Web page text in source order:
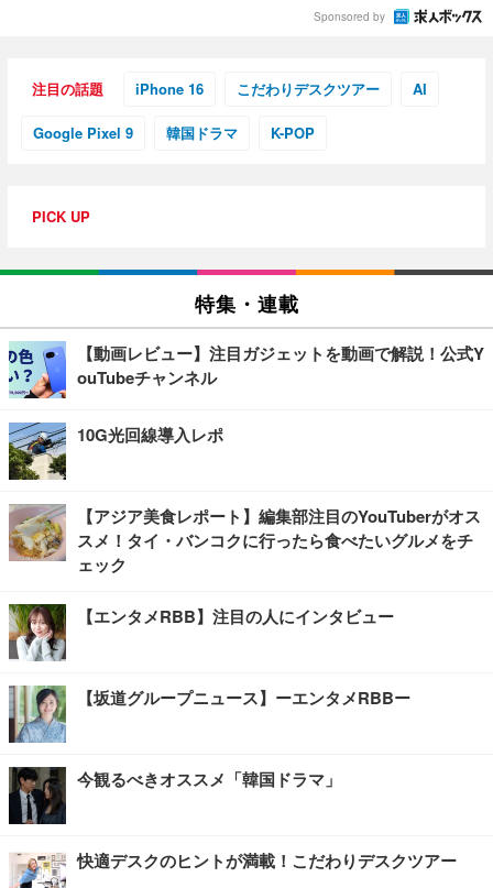
Sponsored by
注目の話題 iPhone 16 こだわりデスクツアー AI
Google Pixel 9 韓国ドラマ K-POP
PICK UP
特集・連載
【動画レビュー】注目ガジェットを動画で解説！公式Y
ouTubeチャンネル
10G光回線導入レポ
【アジア美食レポート】編集部注目のYouTuberがオス
スメ！タイ・バンコクに行ったら食べたいグルメをチ
ェック
【エンタメRBB】注目の人にインタビュー
【坂道グループニュース】ーエンタメRBBー
今観るべきオススメ「韓国ドラマ」
快適デスクのヒントが満載！こだわりデスクツアー